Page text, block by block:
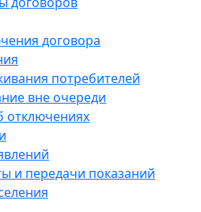
договора
потребителей
вне очереди
отключениях
и передачи показаний